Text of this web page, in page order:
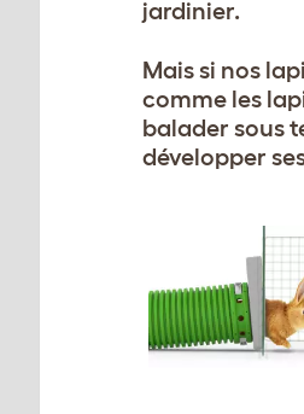
jardinier.
Mais si nos
comme les
balader sous
développer